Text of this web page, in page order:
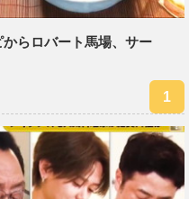
らロバート馬場、サー